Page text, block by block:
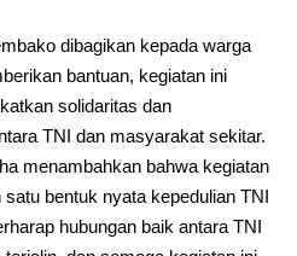
dibagikan kepada warga
bantuan, kegiatan ini
solidaritas dan
TNI dan masyarakat sekitar.
menambahkan bahwa kegiatan
bentuk nyata kepedulian TNI
hubungan baik antara TNI